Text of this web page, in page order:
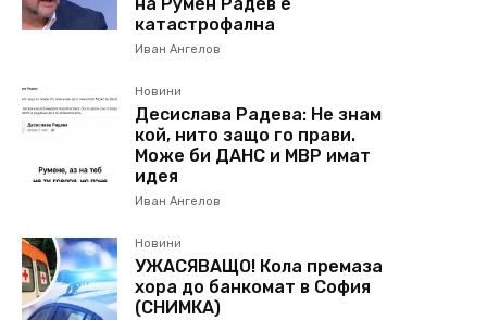
на Румен Радев е
катастрофална
Иван Ангелов
Новини
Десислава Радева: Не знам
кой, нито защо го прави.
Може би ДАНС и МВР имат
идея
Иван Ангелов
Новини
УЖАСЯВАЩО! Кола премаза
хора до банкомат в София
(СНИМКА)